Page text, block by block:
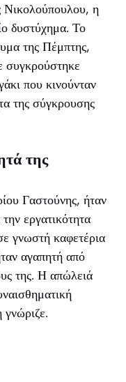
Νικολούπουλου, η
δυστύχημα. Το
της Πέμπτης,
συγκρούστηκε
που κινούνταν
της σύγκρουσης
της
Γαστούνης, ήταν
εργατικότητα
γνωστή καφετέρια
αγαπητή από
της. Η απώλειά